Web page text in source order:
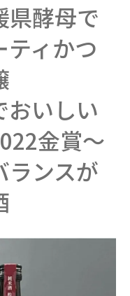
酵母で
ィかつ
おいしい
金賞～
ンスが